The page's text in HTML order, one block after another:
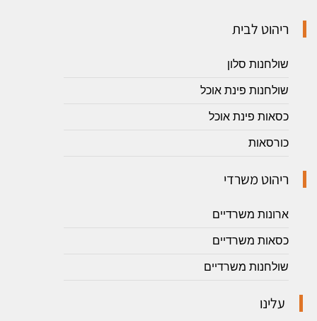
ריהוט לבית
שולחנות סלון
שולחנות פינת אוכל
כסאות פינת אוכל
כורסאות
ריהוט משרדי
ארונות משרדיים
כסאות משרדיים
שולחנות משרדיים
עלינו